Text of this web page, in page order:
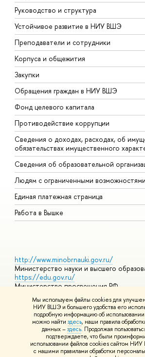
Мы используем файлы cookies для
НИУ ВШЭ и большего удобства его
подробную информацию об
можно найти здесь, наши правила
данных –здесь. Продолжая
подтверждаете, что были
использовании файлов cookies сайтом
с нашими правилами обработки
Руководство и структура
Устойчивое развитие в НИУ ВШЭ
Преподаватели и сотрудники
Корпуса и общежития
Закупки
Обращения граждан в НИУ ВШЭ
Фонд целевого капитала
Противодействие коррупции
Сведения о доходах, расходах, об
обязательствах имущественного
Сведения об образовательной
Людям с ограниченными
Единая платежная страница
Работа в Вышке
http://www.minobrnauki.gov.ru/
Министерство науки и высшего
https://edu.gov.ru/
Министерство просвещения РФ
Массовые открытые онлайн-курсы
© НИУ ВШЭ 1993–2026 Адреса и контакты
использования материалов Политика